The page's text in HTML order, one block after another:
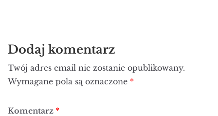
Dodaj komentarz
Twój adres email nie zostanie opublikowany.
Wymagane pola są oznaczone *
Komentarz *